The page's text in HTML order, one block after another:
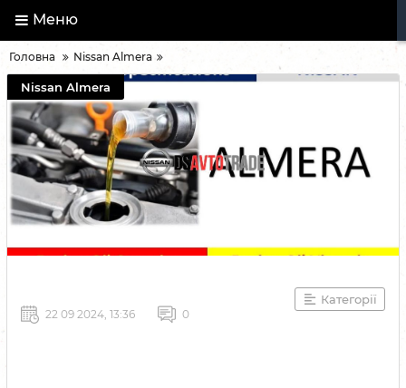
Меню
Головна Nissan Almera
Nissan Almera
Категорії
22 09 2024, 13:36 0